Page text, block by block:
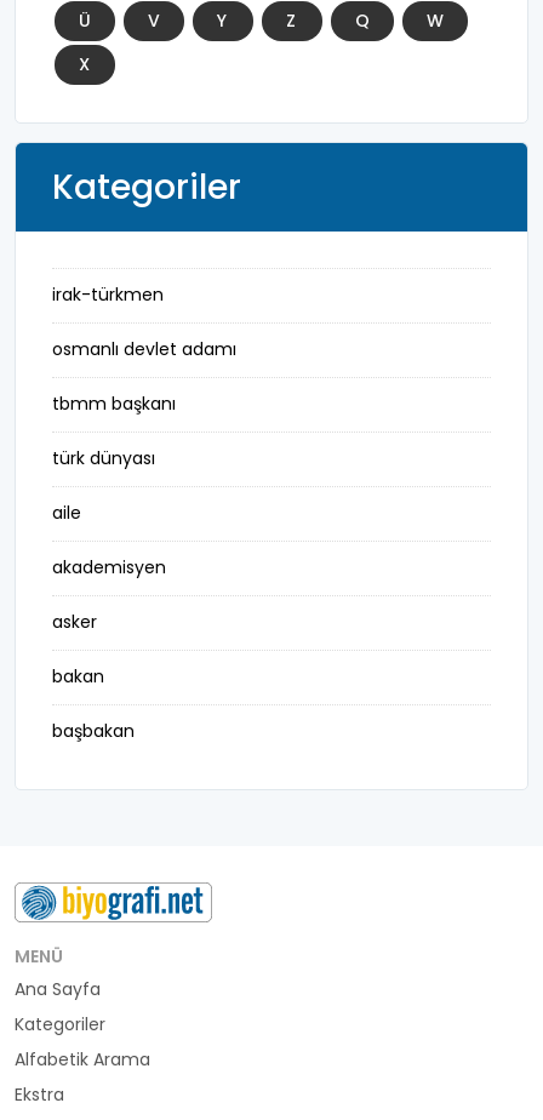
Ü
V Y Z Q
W
X
Kategoriler
irak-türkmen
osmanlı devlet adamı
tbmm başkanı
türk dünyası
aile
akademisyen
asker
bakan
başbakan
belediye başkanı
buluş
bürokrat
büyükelçi
cumhurbaşkanı
MENÜ
Ana Sayfa
Kategoriler
Alfabetik Arama
Ekstra